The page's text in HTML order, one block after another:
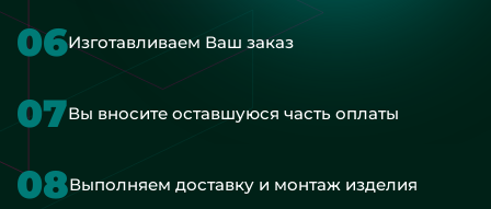
06Изготавливаем Ваш заказ
07Вы вносите оставшуюся часть оплаты
08Выполняем доставку и монтаж изделия